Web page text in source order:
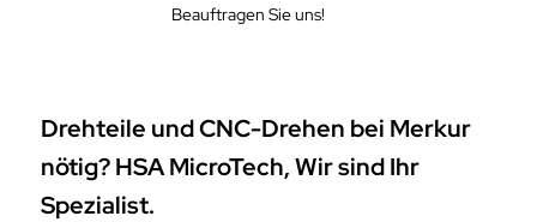
Beauftragen Sie uns!
Drehteile und CNC-Drehen bei Merkur
nötig? HSA MicroTech, Wir sind Ihr
Spezialist.